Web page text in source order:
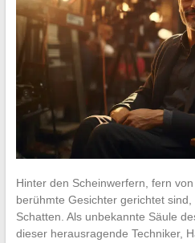
Hinter den Scheinwerfern, fern
berühmte Gesichter gerichtet sind,
Schatten. Als unbekannte Säule
dieser herausragende Techniker,